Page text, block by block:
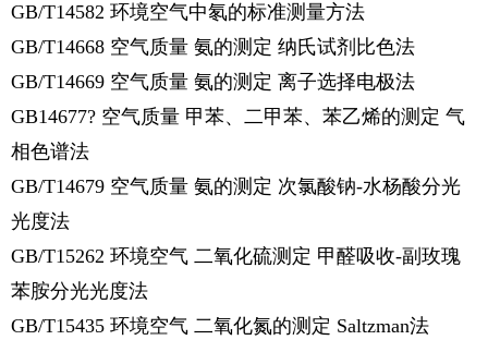
GB/T14582 环境空气中氡的标准测量方法
GB/T14668 空气质量 氨的测定 纳氏试剂比色法
GB/T14669 空气质量 氨的测定 离子选择电极法
GB14677? 空气质量 甲苯、二甲苯、苯乙烯的测定 气
相色谱法
GB/T14679 空气质量 氨的测定 次氯酸钠-水杨酸分光
光度法
GB/T15262 环境空气 二氧化硫测定 甲醛吸收-副玫瑰
苯胺分光光度法
GB/T15435 环境空气 二氧化氮的测定 Saltzman法